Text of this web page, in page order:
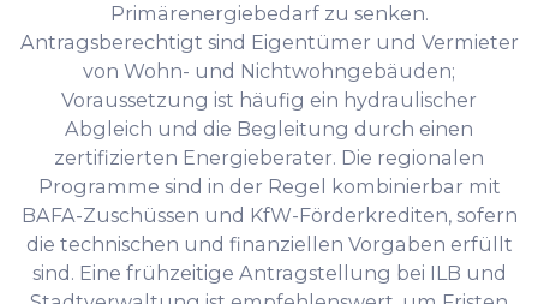
Primärenergiebedarf zu senken.
Antragsberechtigt sind Eigentümer und Vermieter
von Wohn- und Nichtwohngebäuden;
Voraussetzung ist häufig ein hydraulischer
Abgleich und die Begleitung durch einen
zertifizierten Energieberater. Die regionalen
Programme sind in der Regel kombinierbar mit
BAFA-Zuschüssen und KfW-Förderkrediten, sofern
die technischen und finanziellen Vorgaben erfüllt
sind. Eine frühzeitige Antragstellung bei ILB und